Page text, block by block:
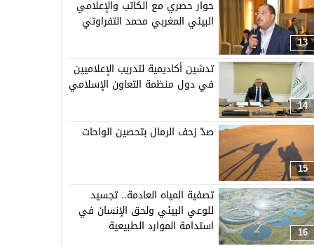
13
حوار حصري مع الكاتب والإعلامي
البيئي المغربي محمد التفراوتي
14
تدشين أكاديمية لتدريب الإعلاميين
في دول منظمة التعاون الإسلامي
15
صدّ زحف الرمال بتحصين الواحات
16
تصفية المياه العادمة.. تجسيد
للوعي البيئي ولحق الإنسان في
استدامة الموارد الطبيعية